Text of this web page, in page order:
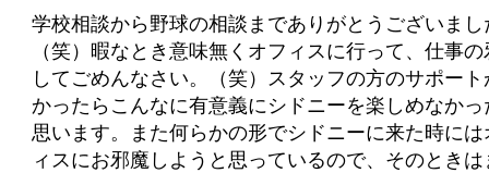
学校相談から野球の相談までありがとうございまし
（笑）暇なとき意味無くオフィスに行って、仕事の
してごめんなさい。（笑）スタッフの方のサポート
かったらこんなに有意義にシドニーを楽しめなかっ
思います。また何らかの形でシドニーに来た時には
ィスにお邪魔しようと思っているので、そのときは